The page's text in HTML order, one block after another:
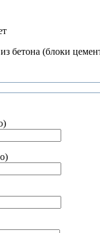
бетона (блоки